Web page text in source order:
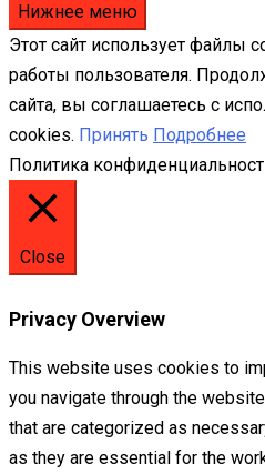
Нижнее меню
Этот сайт использует файлы
работы пользователя.
сайта, вы соглашаетесь с
cookies. Принять Подробнее
Политика
Close
Privacy Overview
This website uses cookies to
you navigate through the
that are categorized as
as they are essential for the